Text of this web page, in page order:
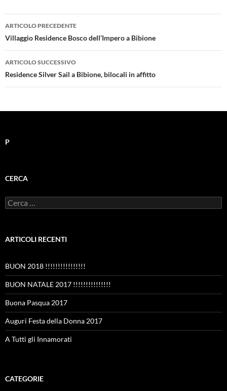
Navigazione
articolo
ARTICOLO PRECEDENTE
Villaggio Residence Bosco dell’Impero a Bibione
ARTICOLO SUCCESSIVO
Residence Silver Sail a Bibione, bilocali in affitto
P
CERCA
Ricerca
per:
ARTICOLI RECENTI
BUON 2018 !!!!!!!!!!!!!!!!
BUON NATALE 2017 !!!!!!!!!!!!!!!
Buona Pasqua 2017
Auguri Festa della Donna 2017
A Tutti gli Innamorati
CATEGORIE